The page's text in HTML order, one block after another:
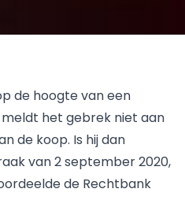
de hoogte van een
het gebrek niet aan
de koop. Is hij dan
van 2 september 2020,
de Rechtbank